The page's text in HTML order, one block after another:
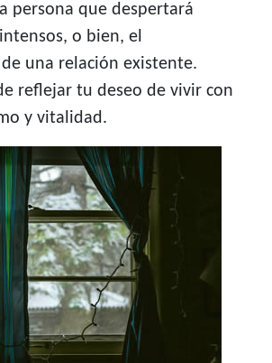
persona que despertará
o bien, el
una relación existente.
reflejar tu deseo de vivir con
y vitalidad.